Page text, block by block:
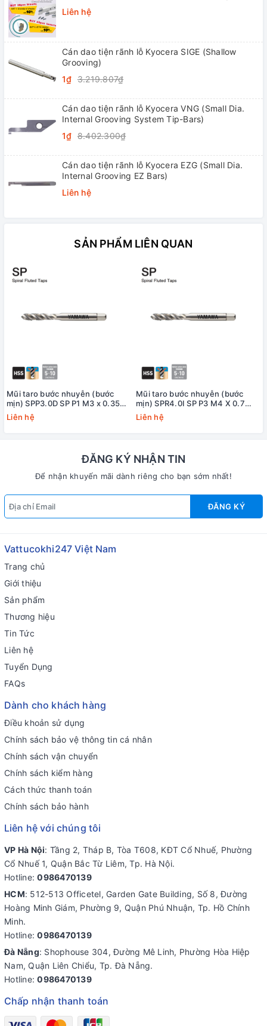
Liên hệ
Cán dao tiện rãnh lỗ Kyocera SIGE (Shallow
Grooving)
1₫ 3.219.807₫
Cán dao tiện rãnh lỗ Kyocera VNG (Small Dia.
Internal Grooving System Tip-Bars)
1₫ 8.402.300₫
Cán dao tiện rãnh lỗ Kyocera EZG (Small Dia.
Internal Grooving EZ Bars)
Liên hệ
SẢN PHẨM LIÊN QUAN
Mũi taro bước nhuyễn (bước
mịn) SPP3.0D SP P1 M3 x 0.35
Yamawa
Liên hệ
Mũi taro bước nhuyễn (bước
mịn) SPR4.0I SP P3 M4 X 0.7
+20 Yamawa (dung sai lớn)
Liên hệ
ĐĂNG KÝ NHẬN TIN
Để nhận khuyến mãi dành riêng cho bạn sớm nhất!
ĐĂNG KÝ
Vattucokhi247 Việt Nam
Trang chủ
Giới thiệu
Sản phẩm
Thương hiệu
Tin Tức
Liên hệ
Tuyển Dụng
FAQs
Dành cho khách hàng
Điều khoản sử dụng
Chính sách bảo vệ thông tin cá nhân
Chính sách vận chuyển
Chính sách kiểm hàng
Cách thức thanh toán
Chính sách bảo hành
Liên hệ với chúng tôi
VP Hà Nội: Tầng 2, Tháp B, Tòa T608, KĐT Cổ Nhuế, Phường
Cổ Nhuế 1, Quận Bắc Từ Liêm, Tp. Hà Nội.
Hotline:0986470139
HCM: 512-513 Officetel, Garden Gate Building, Số 8, Đường
Hoàng Minh Giám, Phường 9, Quận Phú Nhuận, Tp. Hồ Chính
Minh.
Hotline:0986470139
Đà Nẵng: Shophouse 304, Đường Mê Linh, Phường Hòa Hiệp
Nam, Quận Liên Chiểu, Tp. Đà Nẵng.
Hotline:0986470139
Chấp nhận thanh toán